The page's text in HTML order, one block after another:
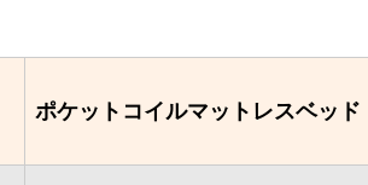
ポケットコイルマットレスベッド